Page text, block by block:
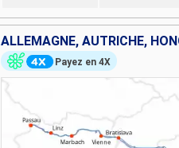
ALLEMAGNE, AUTRICHE,
Payez en 4X